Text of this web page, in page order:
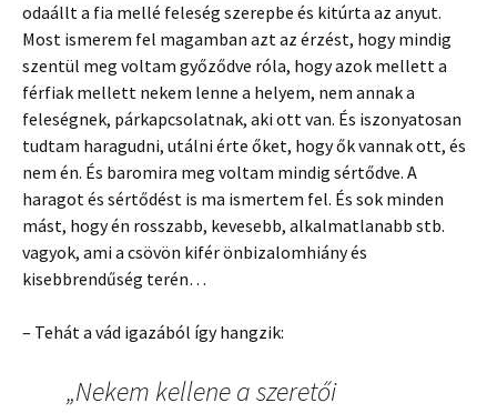
odaállt a fia mellé feleség szerepbe és kitúrta az anyut.
Most ismerem fel magamban azt az érzést, hogy mindig
szentül meg voltam győződve róla, hogy azok mellett a
férfiak mellett nekem lenne a helyem, nem annak a
feleségnek, párkapcsolatnak, aki ott van. És iszonyatosan
tudtam haragudni, utálni érte őket, hogy ők vannak ott, és
nem én. És baromira meg voltam mindig sértődve. A
haragot és sértődést is ma ismertem fel. És sok minden
mást, hogy én rosszabb, kevesebb, alkalmatlanabb stb.
vagyok, ami a csövön kifér önbizalomhiány és
kisebbrendűség terén…
– Tehát a vád igazából így hangzik:
„Nekem kellene a szeretői